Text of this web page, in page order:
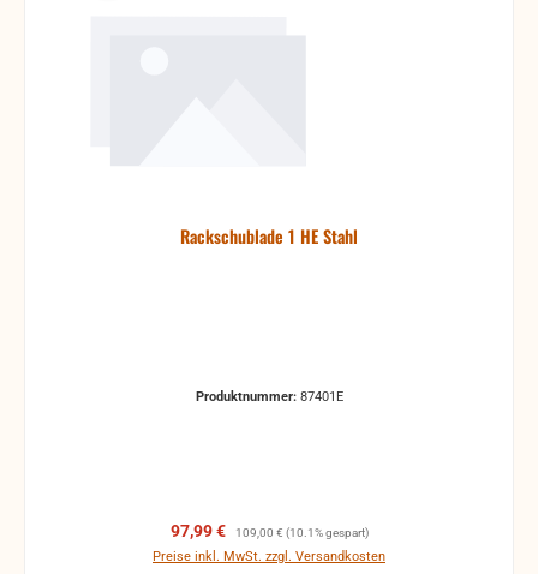
Rackschublade 1 HE Stahl
Produktnummer: 87401E
Verkaufspreis:
97,99 € Regulärer Preis:
109,00 € (10.1% gespart)
Preise inkl. MwSt. zzgl. Versandkosten